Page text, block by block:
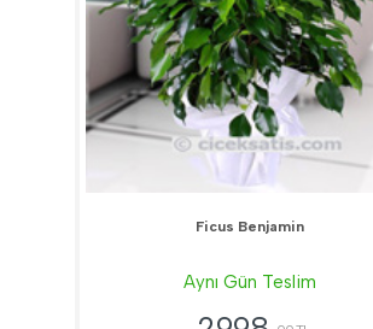
Ficus Benjamin
Aynı Gün Teslim